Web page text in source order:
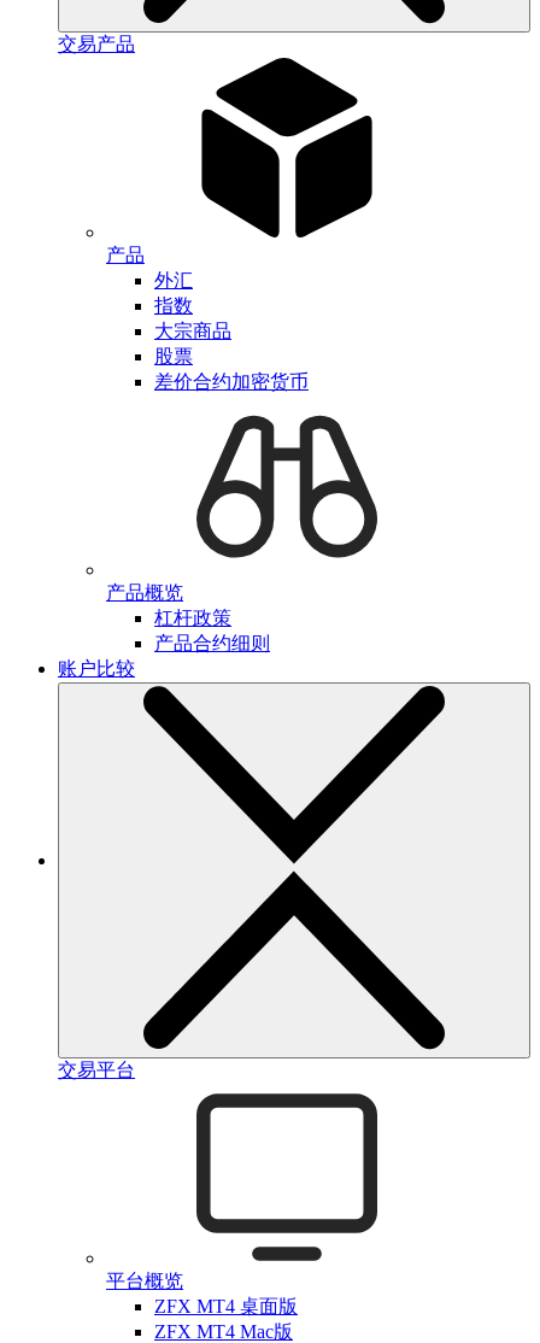
交易产品
产品
外汇
指数
大宗商品
股票
差价合约加密货币
产品概览
杠杆政策
产品合约细则
账户比较
交易平台
平台概览
ZFX MT4 桌面版
ZFX MT4 Mac版